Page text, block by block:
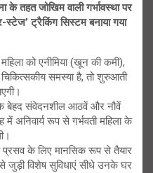
जोखिम वाली गर्भावस्था पर
ट्रैकिंग सिस्टम बनाया गया
को एनीमिया (खून की कमी),
समस्या है, तो शुरुआती
के बेहद संवेदनशील आठवें और नौवें
में अनिवार्य रूप से गर्भवती महिला के
प्रसव के लिए मानसिक रूप से तैयार
जुड़ी विशेष सुविधाएं सीधे उनके घर